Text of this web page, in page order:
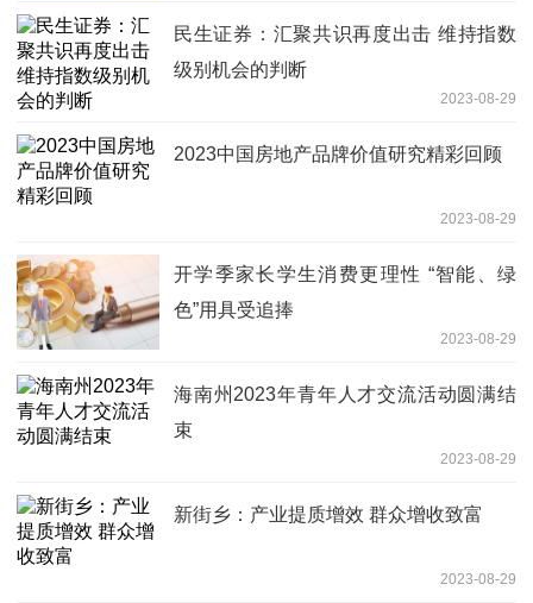
民生证券：汇聚共识再度出击 维持指数
级别机会的判断
2023-08-29
2023中国房地产品牌价值研究精彩回顾
2023-08-29
开学季家长学生消费更理性 “智能、绿
色”用具受追捧
2023-08-29
海南州2023年青年人才交流活动圆满结
束
2023-08-29
新街乡：产业提质增效 群众增收致富
2023-08-29